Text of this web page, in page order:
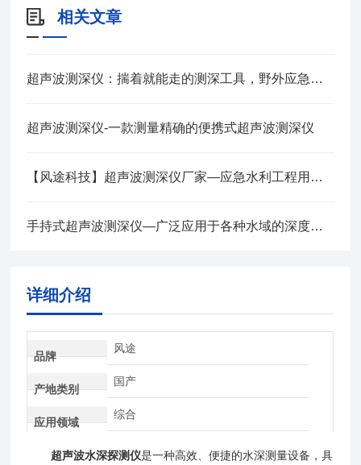
相关文章
超声波测深仪：揣着就能走的测深工具，野外应急测水深再也不麻烦
超声波测深仪-一款测量精确的便携式超声波测深仪
【风途科技】超声波测深仪厂家—应急水利工程用的便携式测水深仪器
手持式超声波测深仪—广泛应用于各种水域的深度测量@2024全网推送
详细介绍
品牌
风途
产地类别
国产
应用领域
综合
超声波水深探测仪是一种高效、便捷的水深测量设备，具